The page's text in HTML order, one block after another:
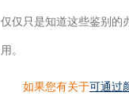
仅仅只是知道这些鉴别的
用。
如果您有关于可通过